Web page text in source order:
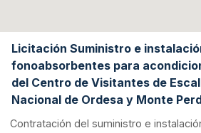
Licitación Suministro e
fonoabsorbentes para
del Centro de Visitantes de
Nacional de Ordesa y Monte
Contratación del suministro e